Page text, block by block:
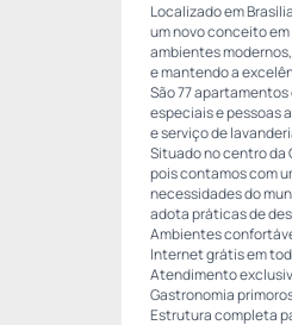
Localizado em
um novo conceito
ambientes
e mantendo a
São 77
especiais e pessoas
e serviço de
Situado no centro da
pois contamos com
necessidades do
adota práticas de
Ambientes
Internet grátis em
Atendimento
Gastronomia
Estrutura completa